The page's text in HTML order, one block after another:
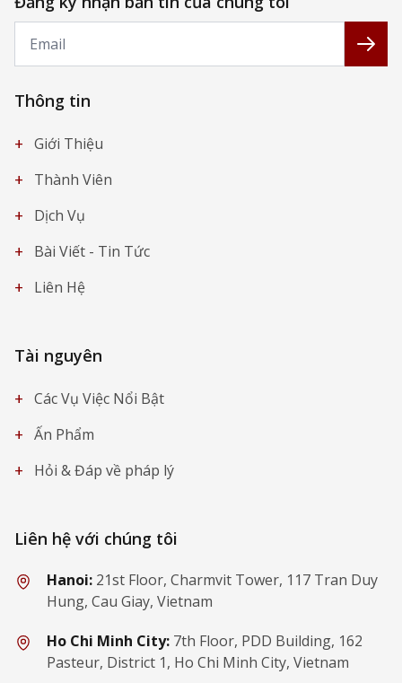
Thông tin
+ Giới Thiệu
+ Thành Viên
+ Dịch Vụ
+ Bài Viết - Tin Tức
+ Liên Hệ
Tài nguyên
+ Các Vụ Việc Nổi Bật
+ Ấn Phẩm
+ Hỏi & Đáp về pháp lý
Liên hệ với chúng tôi
Hanoi: 21st Floor, Charmvit Tower, 117 Tran Duy
Hung, Cau Giay, Vietnam
Ho Chi Minh City: 7th Floor, PDD Building, 162
Pasteur, District 1, Ho Chi Minh City, Vietnam